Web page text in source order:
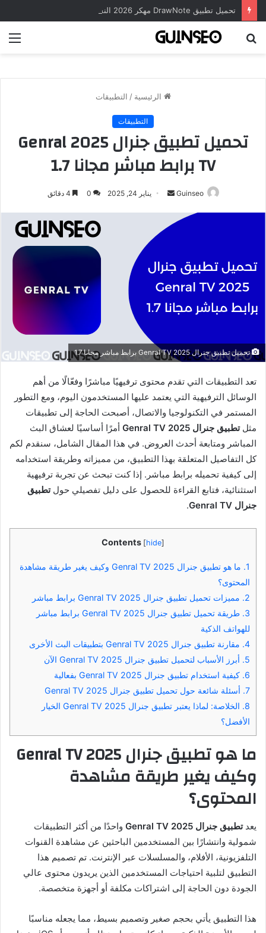
الرئيسية / التطبيقات
التطبيقات
تحميل تطبيق جنرال 2025 Genral
TV برابط مباشر مجانا 1.7
Guinseo
أرسليناير 24, 2025 0
تحميل تطبيق جنرال 2025 Genral TV برابط مباشر مجانا 1.7
تعد التطبيقات التي تقدم محتوى ترفيهيًا مباشرًا وفعّالًا من أهم
الوسائل الترفيهية التي يعتمد عليها المستخدمون اليوم، ومع التطور
المستمر في التكنولوجيا والاتصال، أصبحت الحاجة إلى تطبيقات
مثلتطبيق جنرال 2025 Genral TV
أمرًا أساسيًا لعشاق البث
المباشر ومتابعة أحدث العروض. في هذا المقال الشامل، سنقدم لكم
كل التفاصيل المتعلقة بهذا التطبيق، من مميزاته وطريقة استخدامه
إلى كيفية تحميله برابط مباشر. إذا كنت تبحث عن تجربة ترفيهية
استثنائية، فتابع القراءة للحصول على دليل تفصيلي حولتطبيق
جنرال Genral TV
.
Contents [hide]
1.
ما هو تطبيق جنرال 2025 Genral TV وكيف يغير طريقة مشاهدة
المحتوى؟
2. مميزات تحميل تطبيق جنرال 2025 Genral TV برابط مباشر
3.
طريقة تحميل تطبيق جنرال 2025 Genral TV برابط مباشر
للهواتف الذكية
4. مقارنة تطبيق جنرال 2025 Genral TV بتطبيقات البث الأخرى
5. أبرز الأسباب لتحميل تطبيق جنرال 2025 Genral TV الآن
6. كيفية استخدام تطبيق جنرال 2025 Genral TV بفعالية
7. أسئلة شائعة حول تحميل تطبيق جنرال 2025 Genral TV
8.
الخلاصة: لماذا يعتبر تطبيق جنرال 2025 Genral TV الخيار
الأفضل؟
ما هو تطبيق جنرال 2025 Genral TV
وكيف يغير طريقة مشاهدة
المحتوى؟
يعدتطبيق جنرال 2025 Genral TV
واحدًا من أكثر التطبيقات
شمولية وانتشارًا بين المستخدمين الباحثين عن مشاهدة القنوات
التلفزيونية، الأفلام، والمسلسلات عبر الإنترنت. تم تصميم هذا
التطبيق لتلبية احتياجات المستخدمين الذين يريدون محتوى عالي
الجودة دون الحاجة إلى اشتراكات مكلفة أو أجهزة متخصصة.
هذا التطبيق يأتي بحجم صغير وتصميم بسيط، مما يجعله مناسبًا